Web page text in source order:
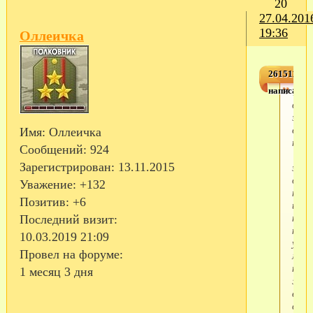
20
19:36
Оллеичка
Имя: Оллеичка
Сообщений: 924
Зарегистрирован: 13.11.2015
Уважение: +132
Позитив: +6
Последний визит:
10.03.2019 21:09
Провел на форуме:
1 месяц 3 дня
Так
вот
это
есть
поле
и
как
меня
же
с